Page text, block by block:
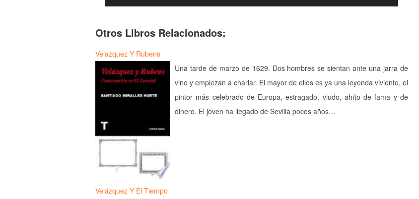
Otros Libros Relacionados:
Velazquez Y Rubens
Una tarde de marzo de 1629. Dos hombres se sientan ante una jarra de
vino y empiezan a charlar. El mayor de ellos es ya una leyenda viviente, el
pintor más celebrado de Europa, estragado, viudo, ahíto de fama y de
dinero. El joven ha llegado de Sevilla pocos años…
Velázquez Y El Tiempo